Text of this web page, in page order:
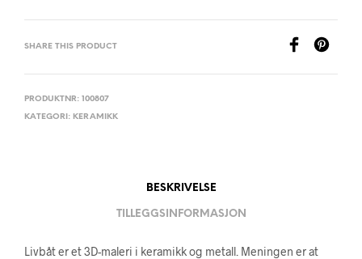
SHARE THIS PRODUCT
PRODUKTNR: 100807
KATEGORI: KERAMIKK
BESKRIVELSE
TILLEGGSINFORMASJON
Livbåt er et 3D-maleri i keramikk og metall. Meningen er at